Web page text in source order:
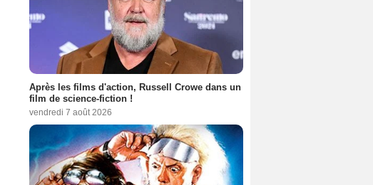
Après les films d'action, Russell Crowe dans un
film de science-fiction !
vendredi 7 août 2026